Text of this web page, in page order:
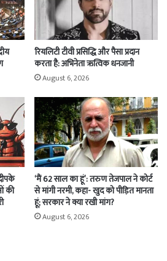
रियलिटी टीवी प्रसिद्धि और पैसा प्रदान
करता है: अभिनेता ऋत्विक धनजानी
August 6, 2026
की
‘मैं 62 साल का हूं’: तरुण तेजपाल ने कोर्ट
से मांगी नरमी, कहा- खुद को पीड़ित मानता
हूं; सरकार ने क्या रखी मांग?
August 6, 2026